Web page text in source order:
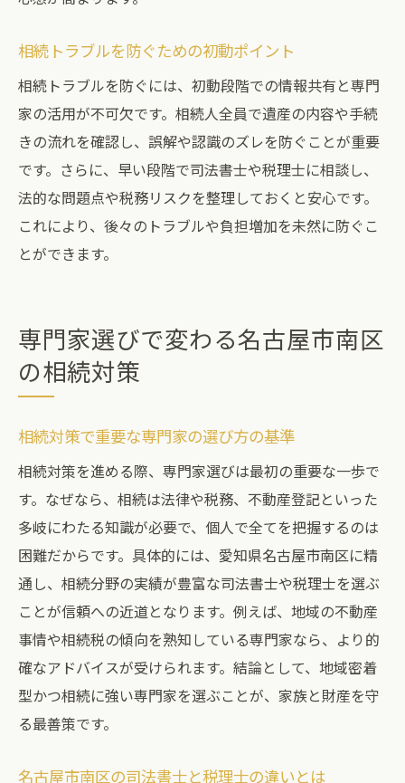
相続登記は司法書士、税申告は税理士の強
み
相続トラブル防止の視点で専門家を比較
相続登記の手順や注意点を名古屋市南区から解
説
名古屋市南区における相続登記の基本手続
き
相続登記で必要な書類と準備のポイント
登記ミスを防ぐための相続手続き注意点
名古屋市南区での相続登記トラブル事例紹
地域密着で頼れる相続サポートを受ける方法
名古屋市南区で受けられる相続サポートと
は
地元専門家による相続無料相談のメリット
相続サポートの選び方と安心のポイント
地域密着型の司法書士サービス活用術
ワンストップで進める相続手続きの利点
信頼できる相続支援ネットワークを探す方
法
相続トラブルを防ぐための初動ポイント
相続トラブルを防ぐには、初動段階での情報共有と専門
家の活用が不可欠です。相続人全員で遺産の内容や手続
きの流れを確認し、誤解や認識のズレを防ぐことが重要
です。さらに、早い段階で司法書士や税理士に相談し、
法的な問題点や税務リスクを整理しておくと安心です。
これにより、後々のトラブルや負担増加を未然に防ぐこ
とができます。
専門家選びで変わる名古屋市南区
の相続対策
相続対策で重要な専門家の選び方の基準
相続対策を進める際、専門家選びは最初の重要な一歩で
す。なぜなら、相続は法律や税務、不動産登記といった
多岐にわたる知識が必要で、個人で全てを把握するのは
困難だからです。具体的には、愛知県名古屋市南区に精
通し、相続分野の実績が豊富な司法書士や税理士を選ぶ
ことが信頼への近道となります。例えば、地域の不動産
事情や相続税の傾向を熟知している専門家なら、より的
確なアドバイスが受けられます。結論として、地域密着
型かつ相続に強い専門家を選ぶことが、家族と財産を守
る最善策です。
名古屋市南区の司法書士と税理士の違いとは